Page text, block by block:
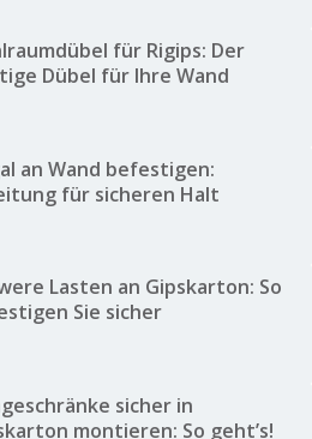
für Rigips: Der
Dübel für Ihre Wand
an Wand befestigen:
für sicheren Halt
Lasten an Gipskarton: So
Sie sicher
sicher in
montieren: So geht’s!